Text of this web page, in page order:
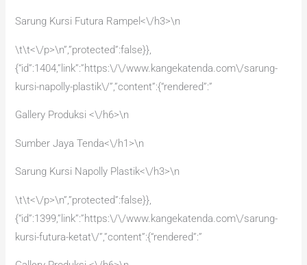
Sarung Kursi Futura Rampel<\/h3>\n
\t\t<\/p>\n”,”protected”:false}},
{“id”:1404,”link”:”https:\/\/www.kangekatenda.com\/sarung-
kursi-napolly-plastik\/”,”content”:{“rendered”:”
Gallery Produksi <\/h6>\n
Sumber Jaya Tenda<\/h1>\n
Sarung Kursi Napolly Plastik<\/h3>\n
\t\t<\/p>\n”,”protected”:false}},
{“id”:1399,”link”:”https:\/\/www.kangekatenda.com\/sarung-
kursi-futura-ketat\/”,”content”:{“rendered”:”